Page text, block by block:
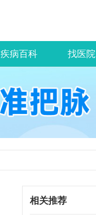
疾病百科 找医院
相关推荐